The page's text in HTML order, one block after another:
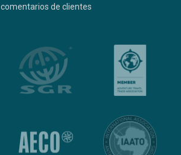
comentarios de clientes